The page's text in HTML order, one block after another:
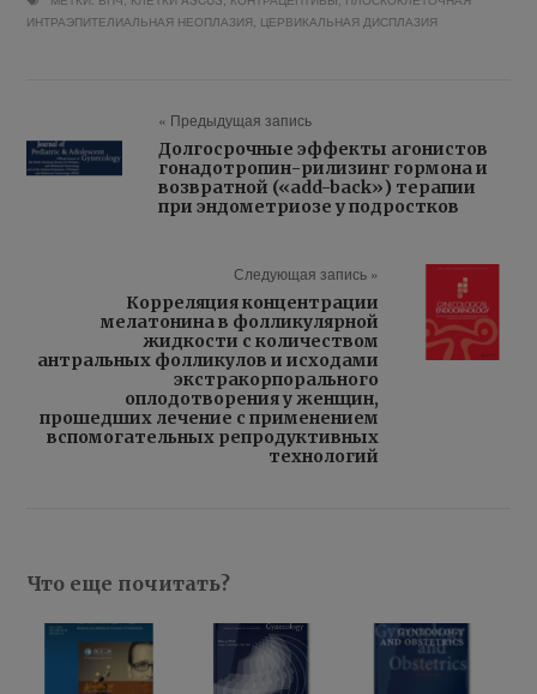
ИНТРАЭПИТЕЛИАЛЬНАЯ НЕОПЛАЗИЯ, ЦЕРВИКАЛЬНАЯ ДИСПЛАЗИЯ
« Предыдущая запись
Долгосрочные эффекты агонистов
гонадотропин-рилизинг гормона и
возвратной («add-back») терапии
при эндометриозе у подростков
Следующая запись »
Корреляция концентрации
мелатонина в фолликулярной
жидкости с количеством
антральных фолликулов и исходами
экстракорпорального
оплодотворения у женщин,
прошедших лечение с применением
вспомогательных репродуктивных
технологий
Что еще почитать?